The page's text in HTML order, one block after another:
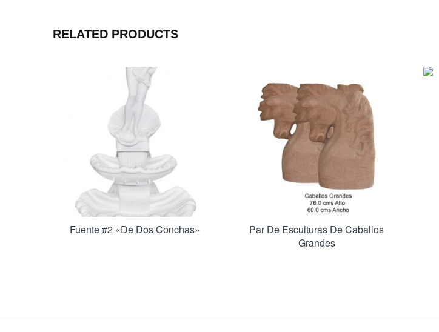
RELATED PRODUCTS
Fuente #2 «De Dos Conchas»
Par De Esculturas De Caballos
Grandes